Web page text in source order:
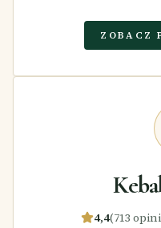
ZOBACZ
4,4(713